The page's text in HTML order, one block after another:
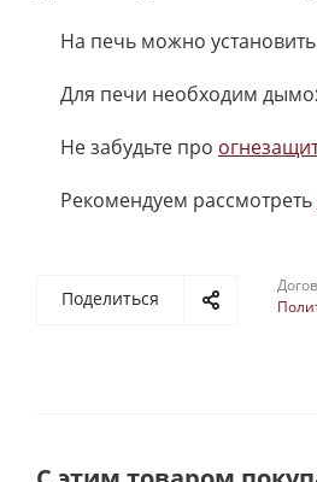
На печь можно
Для печи необходим
Не забудьте про
Рекомендуем рассмотреть
Поделиться